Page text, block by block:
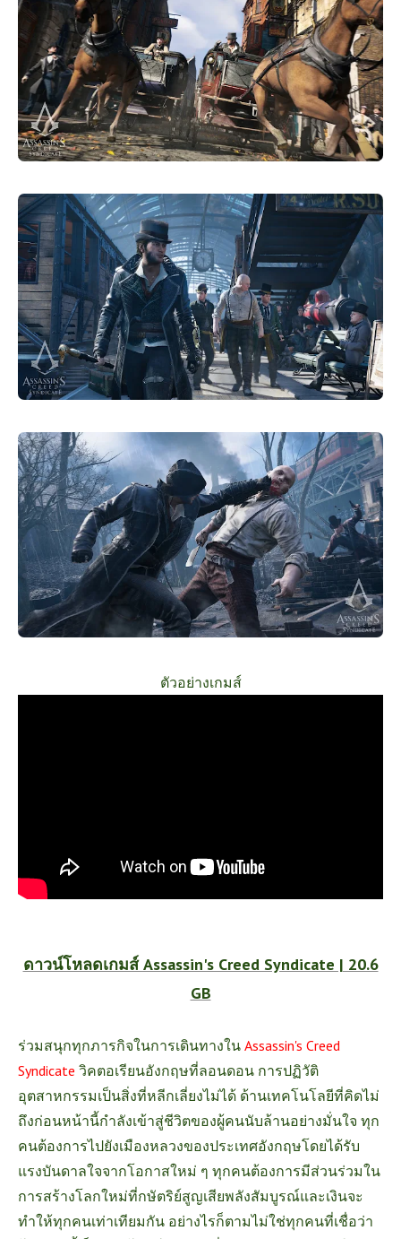
ตัวอย่างเกมส์
ดาวน์โหลดเกมส์ Assassin's Creed Syndicate | 20.6
GB
ร่วมสนุกทุกภารกิจในการเดินทางใน Assassin's Creed
Syndicate วิคตอเรียนอังกฤษที่ลอนดอน การปฏิวัติ
อุตสาหกรรมเป็นสิ่งที่หลีกเลี่ยงไม่ได้ ด้านเทคโนโลยีที่คิดไม่
ถึงก่อนหน้านี้กำลังเข้าสู่ชีวิตของผู้คนนับล้านอย่างมั่นใจ ทุก
คนต้องการไปยังเมืองหลวงของประเทศอังกฤษโดยได้รับ
แรงบันดาลใจจากโอกาสใหม่ ๆ ทุกคนต้องการมีส่วนร่วมใน
การสร้างโลกใหม่ที่กษัตริย์สูญเสียพลังสัมบูรณ์และเงินจะ
ทำให้ทุกคนเท่าเทียมกัน อย่างไรก็ตามไม่ใช่ทุกคนที่เชื่อว่า